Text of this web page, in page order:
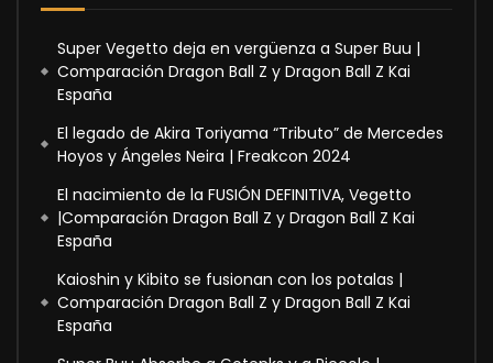
Super Vegetto deja en vergüenza a Super Buu |
Comparación Dragon Ball Z y Dragon Ball Z Kai
España
El legado de Akira Toriyama “Tributo” de Mercedes
Hoyos y Ángeles Neira | Freakcon 2024
El nacimiento de la FUSIÓN DEFINITIVA, Vegetto
|Comparación Dragon Ball Z y Dragon Ball Z Kai
España
Kaioshin y Kibito se fusionan con los potalas |
Comparación Dragon Ball Z y Dragon Ball Z Kai
España